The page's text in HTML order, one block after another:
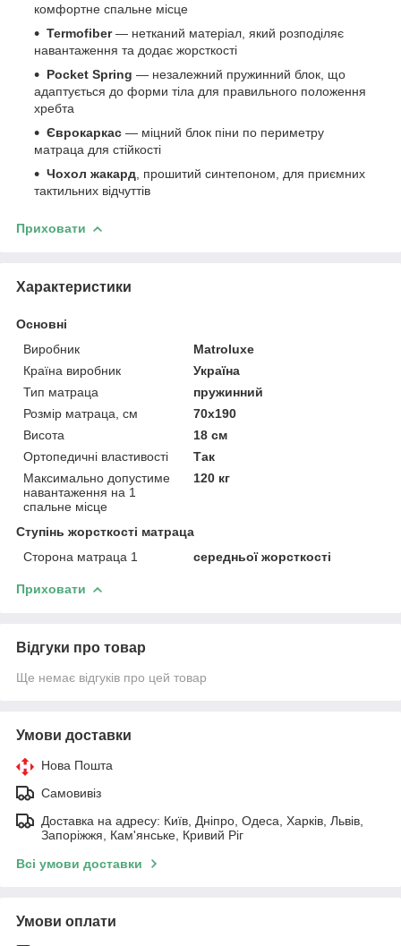
комфортне спальне місце
Termofiber— нетканий матеріал, який розподіляє
навантаження та додає жорсткості
Pocket Spring — незалежний пружинний блок, що
адаптується до форми тіла для правильного положення
хребта
Єврокаркас — міцний блок піни по периметру
матраца для стійкості
Чохол жакард , прошитий синтепоном, для приємних
тактильних відчуттів
Приховати
Характеристики
Основні
Виробник
Matroluxe
Країна виробник
Україна
Тип матраца
пружинний
Розмір матраца, см
70х190
Висота
18 см
Ортопедичні властивості
Так
Максимально допустиме
навантаження на 1
спальне місце
120 кг
Ступінь жорсткості матраца
Сторона матраца 1
середньої жорсткості
Приховати
Відгуки про товар
Ще немає відгуків про цей товар
Умови доставки
Нова Пошта
Самовивіз
Доставка на адресу: Київ, Дніпро, Одеса, Харків, Львів,
Запоріжжя, Кам'янське, Кривий Ріг
Всі умови доставки
Умови оплати